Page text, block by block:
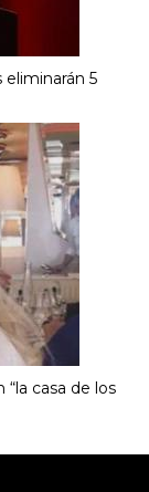
5
casa de los